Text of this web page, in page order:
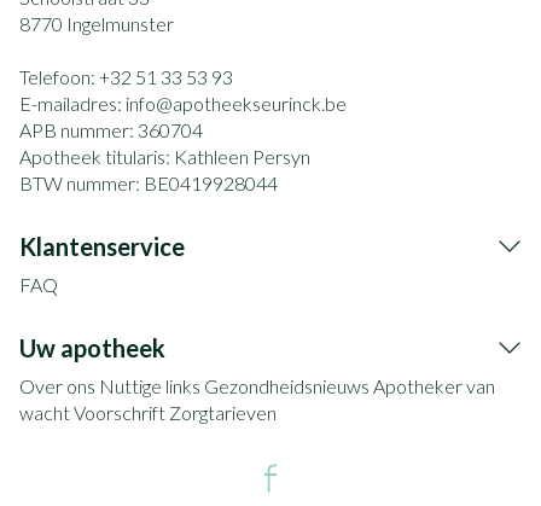
8770 Ingelmunster
Telefoon: +32 51 33 53 93
E-mailadres: info@apotheekseurinck.be
APB nummer: 360704
Apotheek titularis: Kathleen Persyn
BTW nummer: BE0419928044
Klantenservice
FAQ
Uw apotheek
Over ons Nuttige links Gezondheidsnieuws Apotheker van
wachtVoorschrift Zorgtarieven